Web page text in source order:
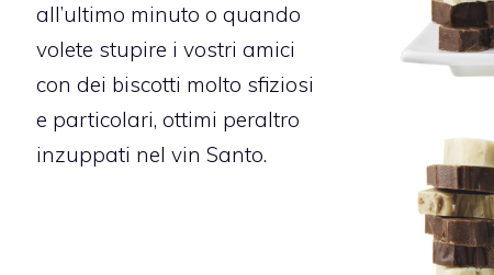
all’ultimo minuto o quando
volete stupire i vostri amici
con dei biscotti molto sfiziosi
e particolari, ottimi peraltro
inzuppati nel vin Santo.